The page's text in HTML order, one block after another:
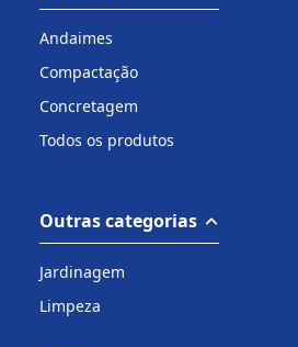
Andaimes
Compactação
Concretagem
Todos os produtos
Outras categorias
Jardinagem
Limpeza